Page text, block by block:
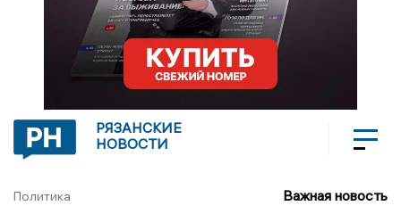
РЯЗАНСКИЕ
НОВОСТИ
Политика Важная новость